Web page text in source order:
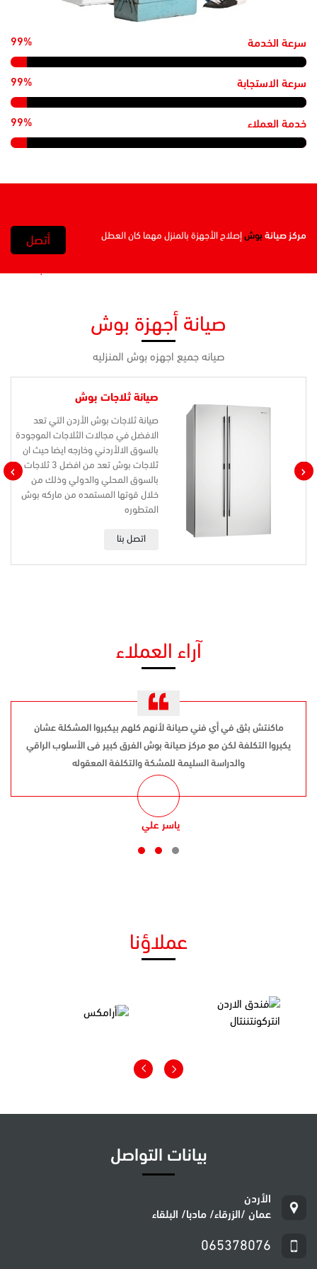
سرعة الخدمة 99%
سرعة الاستجابة 99%
خدمة العملاء 99%
مركز صيانة بوش إصلاح الأجهزة بالمنزل مهما كان العطل أتصل
صيانة أجهزة بوش
صيانه جميع اجهزه بوش المنزليه
صيانة ثلاجات بوش
صيانة ثلاجات بوش الأردن التي تعد
الافضل في مجالات الثلاجات الموجودة
بالسوق الالأردني وخارجه ايضا حيث ان
ثلاجات بوش تعد من افضل 3 ثلاجات
بالسوق المحلي والدولي وذلك من
خلال قوتها المستمده من ماركه بوش
المتطوره
اتصل بنا
‹
›
آراء العملاء
ماكنتش بثق في أي فني صيانة لأنهم كلهم بيكبروا المشكلة عشان
يكبروا التكلفة لكن مع مركز صيانة بوش الفرق كبير فى الأسلوب الراقي
والدراسة السليمة للمشكة والتكلفة المعقوله
ياسر علي
عملاؤنا
بيانات التواصل
عمان /الزرقاء/ مادبا/ البلقاء
065378076